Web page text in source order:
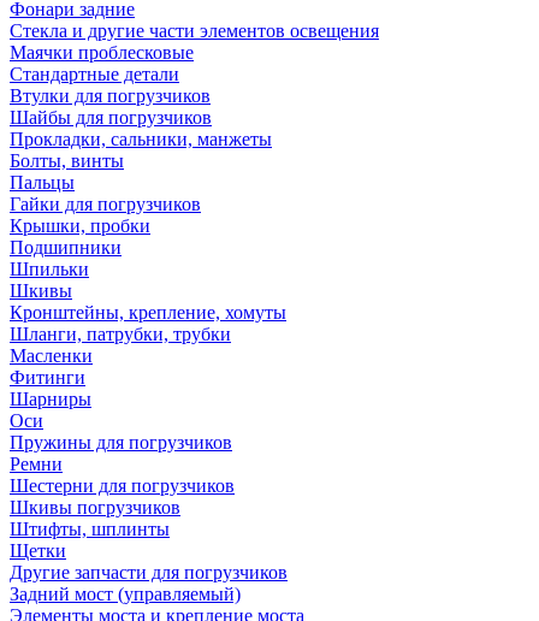
Фонари задние
Стекла и другие части элементов освещения
Маячки проблесковые
Стандартные детали
Втулки для погрузчиков
Шайбы для погрузчиков
Прокладки, сальники, манжеты
Болты, винты
Пальцы
Гайки для погрузчиков
Крышки, пробки
Подшипники
Шпильки
Шкивы
Кронштейны, крепление, хомуты
Шланги, патрубки, трубки
Масленки
Фитинги
Шарниры
Оси
Пружины для погрузчиков
Ремни
Шестерни для погрузчиков
Шкивы погрузчиков
Штифты, шплинты
Щетки
Другие запчасти для погрузчиков
Задний мост (управляемый)
Элементы моста и крепление моста